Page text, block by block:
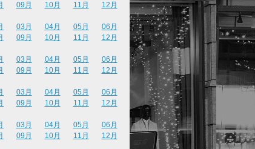
09月 10月 11月
12月
03月 04月 05月
06月
09月 10月 11月
12月
03月 04月 05月
06月
09月 10月 11月
12月
03月 04月 05月
06月
09月 10月 11月
12月
03月 04月 05月
06月
09月 10月 11月
12月